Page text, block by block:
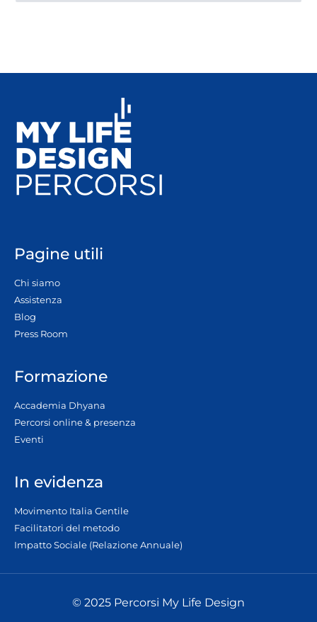
Pagine utili
Chi siamo
Assistenza
Blog
Press Room
Formazione
Accademia Dhyana
Percorsi online & presenza
Eventi
In evidenza
Movimento Italia Gentile
Facilitatori del metodo
Impatto Sociale (Relazione Annuale)
© 2025 Percorsi My Life Design